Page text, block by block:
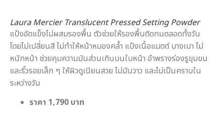
Laura Mercier Translucent Pressed Setting Powder
แป้งอัดแข็งไม่ผสมรองพื้น ตัวช่วยให้รองพื้นติดทนตลอดทั้งวัน
โดยไม่เปลี่ยนสี ไม่ทำให้หน้าหมองคล้ำ แป้งเนื้อแมตต์ บางเบา ไม่
หนักหน้า ช่วยคุมความมันส่วนเกินบนใบหน้า อำพรางร่องรูขุมขน
และริ้วรอยเล็ก ๆ ให้ผิวดูเนียนสวย ไม่มันวาว และไม่เป็นคราบใน
ระหว่างวัน
ราคา 1,790 บาท